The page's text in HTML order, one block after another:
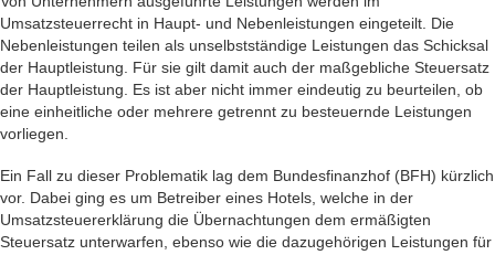
Umsatzsteuerrecht in Haupt- und Nebenleistungen eingeteilt. Die
Nebenleistungen teilen als unselbstständige Leistungen das Schicksal
der Hauptleistung. Für sie gilt damit auch der maßgebliche Steuersatz
der Hauptleistung. Es ist aber nicht immer eindeutig zu beurteilen, ob
eine einheitliche oder mehrere getrennt zu besteuernde Leistungen
vorliegen.
Ein Fall zu dieser Problematik lag dem Bundesfinanzhof (BFH) kürzlich
vor. Dabei ging es um Betreiber eines Hotels, welche in der
Umsatzsteuererklärung die Übernachtungen dem ermäßigten
Steuersatz unterwarfen, ebenso wie die dazugehörigen Leistungen für